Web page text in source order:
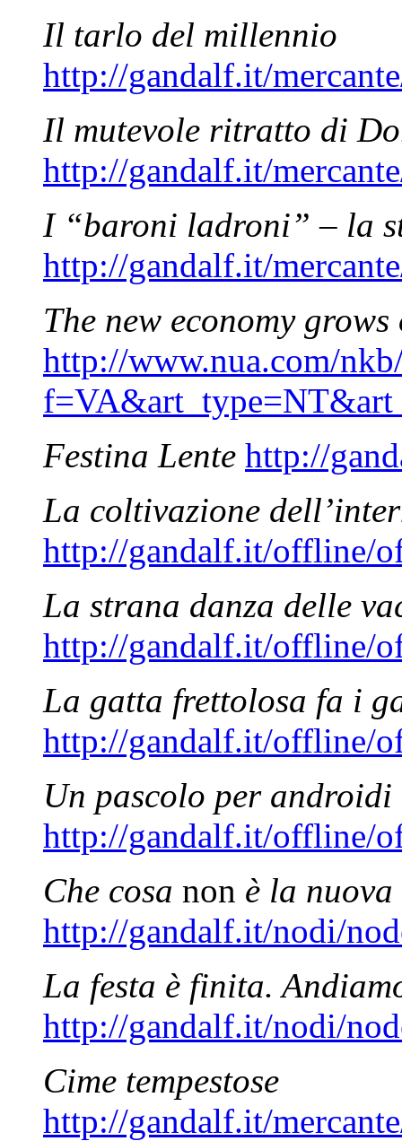
Il tarlo del millennio
http://gandalf.it/
Il mutevole ritratto di
http://gandalf.it/
I “baroni ladroni” – la
http://gandalf.it/
The new economy grows
http://www.nua.com/
Festina Lente http://
La coltivazione
http://gandalf.it/offline/
La strana danza delle
http://gandalf.it/offline/
La gatta frettolosa fa i
http://gandalf.it/offline/
Un pascolo per androidi
http://gandalf.it/offline/
Che cosa non è la
http://gandalf.it/nodi/
La festa è finita.
http://gandalf.it/nodi/
Cime tempestose
http://gandalf.it/